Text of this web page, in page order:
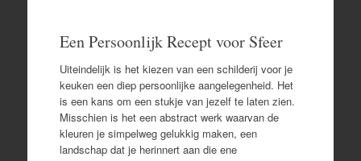
Een Persoonlijk Recept voor Sfeer
Uiteindelijk is het kiezen van een schilderij voor je
keuken een diep persoonlijke aangelegenheid. Het
is een kans om een stukje van jezelf te laten zien.
Misschien is het een abstract werk waarvan de
kleuren je simpelweg gelukkig maken, een
landschap dat je herinnert aan die ene